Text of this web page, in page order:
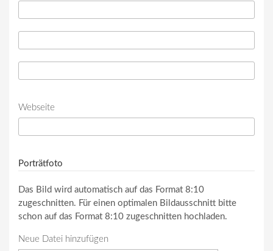
Webseite
Porträtfoto
Das Bild wird automatisch auf das Format 8:10
zugeschnitten. Für einen optimalen Bildausschnitt bitte
schon auf das Format 8:10 zugeschnitten hochladen.
Neue Datei hinzufügen